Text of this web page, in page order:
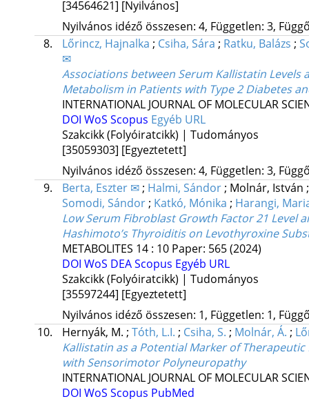
[34564621] [Nyilvános]
Nyilvános idéző összesen: 4, Független: 3,
8.
Lőrincz, Hajnalka ; Csiha, Sára ; Ratku, Balázs ;
✉
Associations between Serum Kallistatin
Metabolism in Patients with Type 2 Diabetes
INTERNATIONAL JOURNAL OF MOLECULAR
DOI WoS Scopus Egyéb URL
Szakcikk (Folyóiratcikk) | Tudományos
[35059303] [Egyeztetett]
Nyilvános idéző összesen: 4, Független: 3,
9.
Berta, Eszter ✉; Halmi, Sándor; Molnár, István
Somodi, Sándor; Katkó, Mónika ; Harangi,
Low Serum Fibroblast Growth Factor 21 Level
Hashimoto’s Thyroiditis on Levothyroxine
METABOLITES 14: 10 Paper: 565(2024)
DOI WoS DEAScopus Egyéb URL
Szakcikk (Folyóiratcikk) | Tudományos
[35597244] [Egyeztetett]
Nyilvános idéző összesen: 1, Független: 1,
10.
Hernyák, M. ; Tóth, L.I. ; Csiha, S. ; Molnár, Á. ;
Kallistatin as a Potential Marker of
with Sensorimotor Polyneuropathy
INTERNATIONAL JOURNAL OF MOLECULAR
DOI WoS Scopus PubMed